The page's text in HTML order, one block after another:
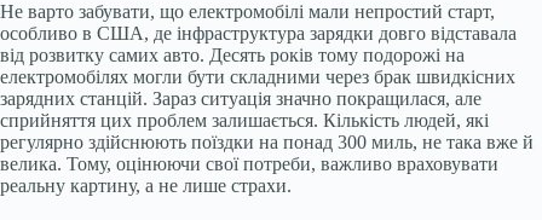
Не варто забувати, що електромобілі мали непростий старт,
особливо в США, де інфраструктура зарядки довго відставала
від розвитку самих авто. Десять років тому подорожі на
електромобілях могли бути складними через брак швидкісних
зарядних станцій. Зараз ситуація значно покращилася, але
сприйняття цих проблем залишається. Кількість людей, які
регулярно здійснюють поїздки на понад 300 миль, не така вже й
велика. Тому, оцінюючи свої потреби, важливо враховувати
реальну картину, а не лише страхи.